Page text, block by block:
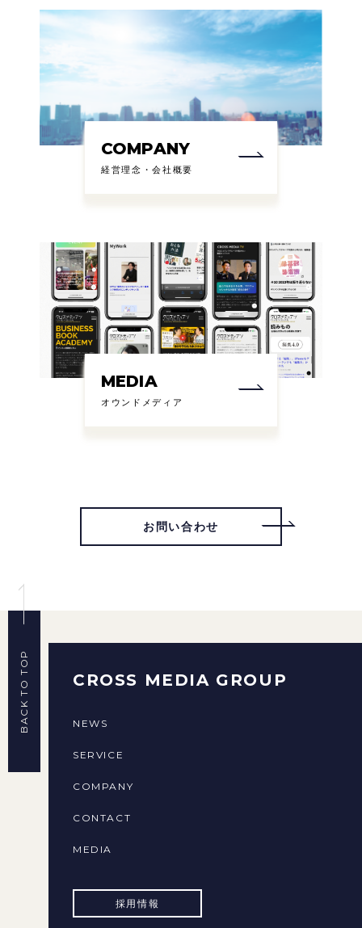
COMPANY
経営理念・会社概要
MEDIA
オウンドメディア
お問い合わせ
BACK TO TOP CROSS MEDIA GROUP
NEWS
SERVICE
COMPANY
CONTACT
MEDIA
採用情報